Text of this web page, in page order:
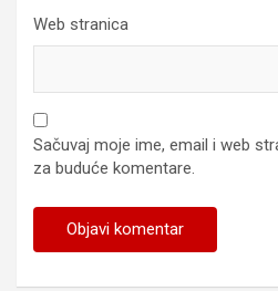
Web stranica
Sačuvaj moje ime, email i web
za buduće komentare.